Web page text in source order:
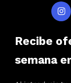
Recibe
semana